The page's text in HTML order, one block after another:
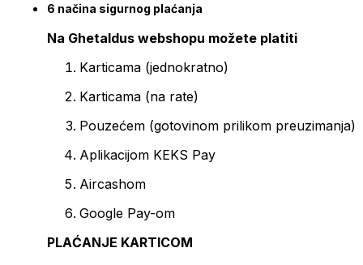
6 načina sigurnog plaćanja
Na Ghetaldus webshopu možete platiti
Karticama (jednokratno)
Karticama (na rate)
Pouzećem (gotovinom prilikom preuzimanja)
Aplikacijom KEKS Pay
Aircashom
Google Pay-om
PLAĆANJE KARTICOM